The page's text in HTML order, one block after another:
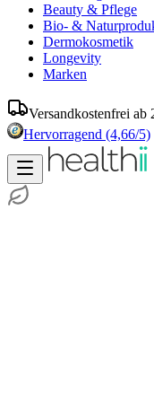
Beauty & Pflege
Bio- &
Dermokosmetik
Longevity
Marken
Versandkostenfrei ab
Hervorragend (4,66/5)